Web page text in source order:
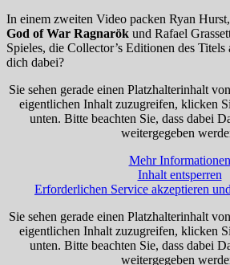
In einem zweiten Video packen Ryan
God of War Ragnarök und Rafael
Spieles, die Collector’s Editionen des Titels
dich dabei?
Sie sehen gerade einen Platzhalterinhalt von
eigentlichen Inhalt zuzugreifen, klicken
unten. Bitte beachten Sie, dass dabei
weitergegeben
Mehr Informationen
Inhalt entsperren
Erforderlichen Service akzeptieren
Sie sehen gerade einen Platzhalterinhalt von
eigentlichen Inhalt zuzugreifen, klicken
unten. Bitte beachten Sie, dass dabei
weitergegeben